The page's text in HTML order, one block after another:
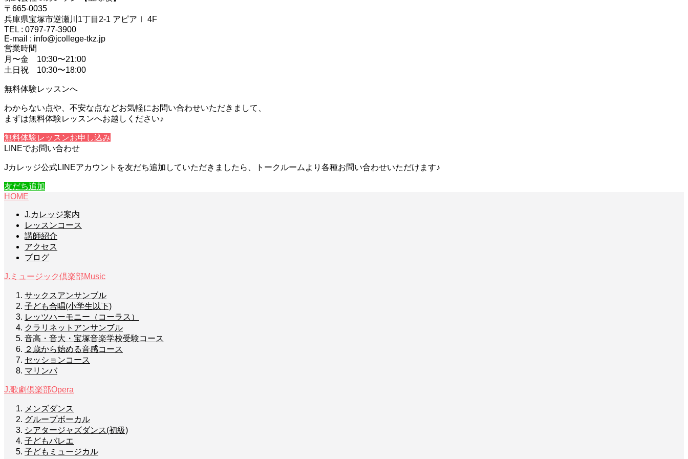
〒665-0035
兵庫県宝塚市逆瀬川1丁目2-1 アピアⅠ 4F
TEL : 0797-77-3900
E-mail : info@jcollege-tkz.jp
営業時間
月〜金 10:30〜21:00
土日祝 10:30〜18:00
無料体験レッスンへ
わからない点や、不安な点などお気軽にお問い合わせいただきまして、
まずは無料体験レッスンへお越しください♪
無料体験レッスンお申し込み
LINEでお問い合わせ
Jカレッジ公式LINEアカウントを友だち追加していただきましたら、トークルームより各種お問い合わせいただけます♪
友だち追加
HOME
J.カレッジ案内
レッスンコース
講師紹介
アクセス
ブログ
J.ミュージック倶楽部Music
サックスアンサンブル
子ども合唱(小学生以下)
レッツハーモニー（コーラス）
クラリネットアンサンブル
音高・音大・宝塚音楽学校受験コース
２歳から始める音感コース
セッションコース
マリンバ
J.歌劇倶楽部Opera
メンズダンス
グループボーカル
シアタージャズダンス(初級)
子どもバレエ
子どもミュージカル